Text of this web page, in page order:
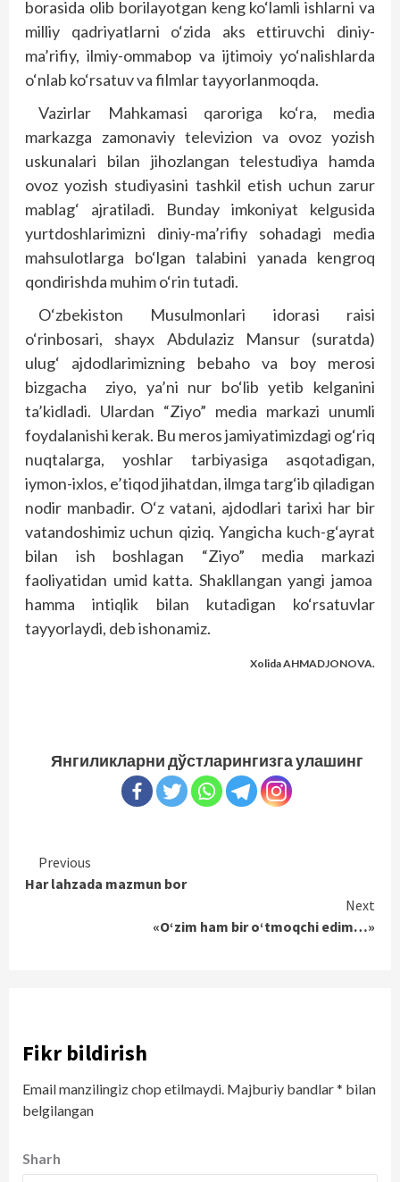
borasida olib borilayotgan keng ko‘lamli ishlarni va
milliy qadriyatlarni o‘zida aks ettiruvchi diniy-
ma’rifiy, ilmiy-ommabop va ijtimoiy yo‘nalishlarda
o‘nlab ko‘rsatuv va filmlar tayyorlanmoqda.
Vazirlar Mahkamasi qaroriga ko‘ra, media
markazga zamonaviy televizion va ovoz yozish
uskunalari bilan jihozlangan telestudiya hamda
ovoz yozish studiyasini tashkil etish uchun zarur
mablag‘ ajratiladi. Bunday imkoniyat kelgusida
yurtdoshlarimizni diniy-ma’rifiy sohadagi media
mahsulotlarga bo‘lgan talabini yanada kengroq
qondirishda muhim o‘rin tutadi.
O‘zbekiston Musulmonlari idorasi raisi
o‘rinbosari, shayx Abdulaziz Mansur (suratda)
ulug‘ ajdodlarimizning bebaho va boy merosi
bizgacha ziyo, ya’ni nur bo‘lib yetib kelganini
ta’kidladi. Ulardan “Ziyo” media markazi unumli
foydalanishi kerak. Bu meros jamiyatimizdagi og‘riq
nuqtalarga, yoshlar tarbiyasiga asqotadigan,
iymon-ixlos, e’tiqod jihatdan, ilmga targ‘ib qiladigan
nodir manbadir. O‘z vatani, ajdodlari tarixi har bir
vatandoshimiz uchun qiziq. Yangicha kuch-g‘ayrat
bilan ish boshlagan “Ziyo” media markazi
faoliyatidan umid katta. Shakllangan yangi jamoa
hamma intiqlik bilan kutadigan ko‘rsatuvlar
tayyorlaydi, deb ishonamiz.
Xolida AHMADJONOVA.
Янгиликларни дўстларингизга улашинг
Continue
Reading
Previous
Har lahzada mazmun bor
Next
«O‘zim ham bir o‘tmoqchi edim…»
Fikr bildirish
Email manzilingiz chop etilmaydi. Majburiy bandlar* bilan
belgilangan
Sharh